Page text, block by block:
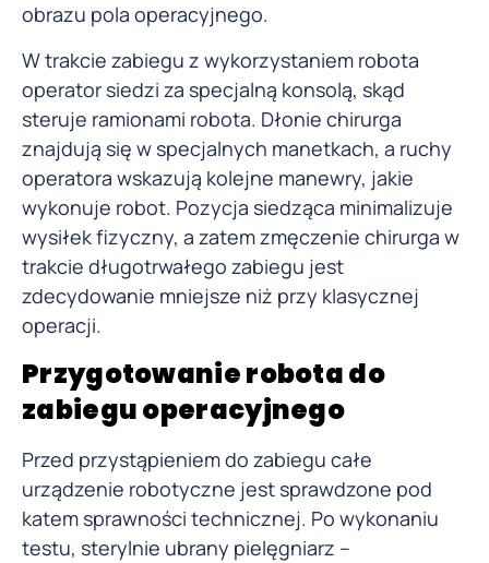
obrazu pola operacyjnego.
W trakcie zabiegu z wykorzystaniem robota
operator siedzi za specjalną konsolą, skąd
steruje ramionami robota. Dłonie chirurga
znajdują się w specjalnych manetkach, a ruchy
operatora wskazują kolejne manewry, jakie
wykonuje robot. Pozycja siedząca minimalizuje
wysiłek fizyczny, a zatem zmęczenie chirurga w
trakcie długotrwałego zabiegu jest
zdecydowanie mniejsze niż przy klasycznej
operacji.
Przygotowanie robota do
zabiegu operacyjnego
Przed przystąpieniem do zabiegu całe
urządzenie robotyczne jest sprawdzone pod
katem sprawności technicznej. Po wykonaniu
testu, sterylnie ubrany pielęgniarz –